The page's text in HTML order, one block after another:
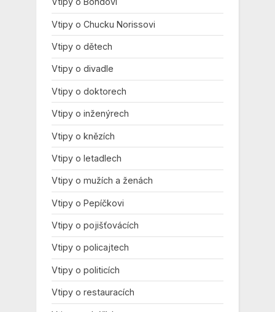
Vtipy o Chucku Norissovi
Vtipy o dětech
Vtipy o divadle
Vtipy o doktorech
Vtipy o inženýrech
Vtipy o knězích
Vtipy o letadlech
Vtipy o mužích a ženách
Vtipy o Pepíčkovi
Vtipy o pojišťovácích
Vtipy o policajtech
Vtipy o politicích
Vtipy o restauracích